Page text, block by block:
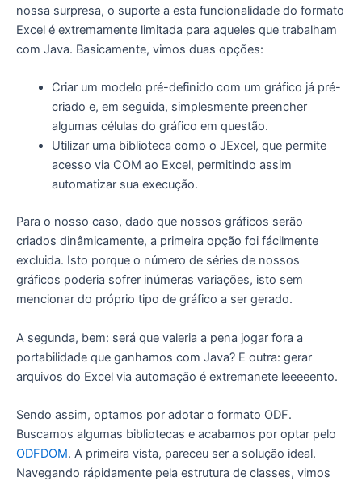
nossa surpresa, o suporte a esta funcionalidade do formato
Excel é extremamente limitada para aqueles que trabalham
com Java. Basicamente, vimos duas opções:
Criar um modelo pré-definido com um gráfico já pré-
criado e, em seguida, simplesmente preencher
algumas células do gráfico em questão.
Utilizar uma biblioteca como o JExcel, que permite
acesso via COM ao Excel, permitindo assim
automatizar sua execução.
Para o nosso caso, dado que nossos gráficos serão
criados dinâmicamente, a primeira opção foi fácilmente
excluida. Isto porque o número de séries de nossos
gráficos poderia sofrer inúmeras variações, isto sem
mencionar do próprio tipo de gráfico a ser gerado.
A segunda, bem: será que valeria a pena jogar fora a
portabilidade que ganhamos com Java? E outra: gerar
arquivos do Excel via automação é extremanete leeeeento.
Sendo assim, optamos por adotar o formato ODF.
Buscamos algumas bibliotecas e acabamos por optar pelo
ODFDOM. A primeira vista, pareceu ser a solução ideal.
Navegando rápidamente pela estrutura de classes, vimos